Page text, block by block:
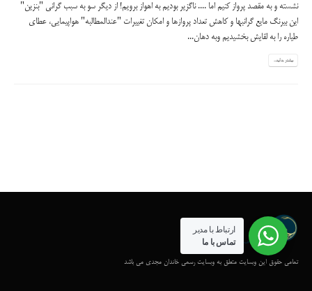
نشسته و به مقصد پرواز کنیم اما .... ناگزیر بودیم به اهواز برویم! از دیگر سو به سبب گرانی "بنزین"
این بیرنگ مایع گرانبها و کاهش تعداد پروازها و امکان تغییرات "عندالمطالبه" هواپیمایی، عطای
طیاره را به لقایش بخشیدیم وبه دهان...
بیشتر بدانید...
تمامی حقوق این وبسایت متعلق به وبسایت رسمی خاندان مجدی می باشد
ارتباط با مدیر
تماس با ما